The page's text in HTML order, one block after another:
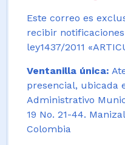
Este correo es
recibir
ley1437/2011
Ventanilla única:
presencial, ubicada
Administrativo
19 No. 21-44.
Colombia